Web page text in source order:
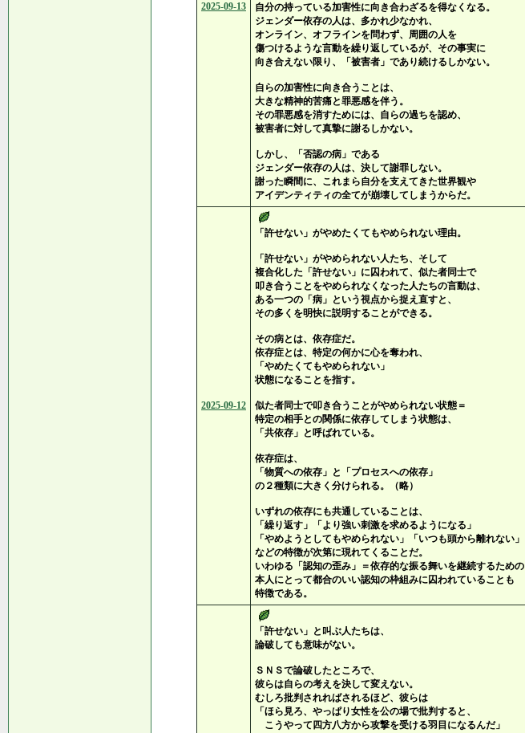
2025-09-13
自分の持っている加害性に向き合わざるを得なくなる。
ジェンダー依存の人は、多かれ少なかれ、
オンライン、オフラインを問わず、周囲の人を
傷つけるような言動を繰り返しているが、その事実に
向き合えない限り、「被害者」であり続けるしかない。
自らの加害性に向き合うことは、
大きな精神的苦痛と罪悪感を伴う。
その罪悪感を消すためには、自らの過ちを認め、
被害者に対して真摯に謝るしかない。
しかし、「否認の病」である
ジェンダー依存の人は、決して謝罪しない。
謝った瞬間に、これまら自分を支えてきた世界観や
アイデンティティの全てが崩壊してしまうからだ。
2025-09-12
「許せない」がやめたくてもやめられない理由。
「許せない」がやめられない人たち、そして
複合化した「許せない」に囚われて、似た者同士で
叩き合うことをやめられなくなった人たちの言動は、
ある一つの「病」という視点から捉え直すと、
その多くを明快に説明することができる。
その病とは、依存症だ。
依存症とは、特定の何かに心を奪われ、
「やめたくてもやめられない」
状態になることを指す。
似た者同士で叩き合うことがやめられない状態＝
特定の相手との関係に依存してしまう状態は、
「共依存」と呼ばれている。
依存症は、
「物質への依存」と「プロセスへの依存」
の２種類に大きく分けられる。（略）
いずれの依存にも共通していることは、
「繰り返す」「より強い刺激を求めるようになる」
「やめようとしてもやめられない」「いつも頭から離れない」
などの特徴が次第に現れてくることだ。
いわゆる「認知の歪み」＝依存的な振る舞いを継続するための
本人にとって都合のいい認知の枠組みに囚われていることも
特徴である。
「許せない」と叫ぶ人たちは、
論破しても意味がない。
ＳＮＳで論破したところで、
彼らは自らの考えを決して変えない。
むしろ批判されればされるほど、彼らは
「ほら見ろ、やっぱり女性を公の場で批判すると、
こうやって四方八方から攻撃を受ける羽目になるんだ」